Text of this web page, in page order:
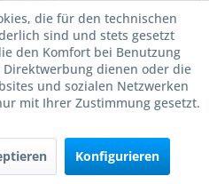
/ 60m
die für den technischen
sind und stets gesetzt
den Komfort bei Benutzung
dienen oder die
und sozialen Netzwerken
mit Ihrer Zustimmung gesetzt.
Konfigurieren